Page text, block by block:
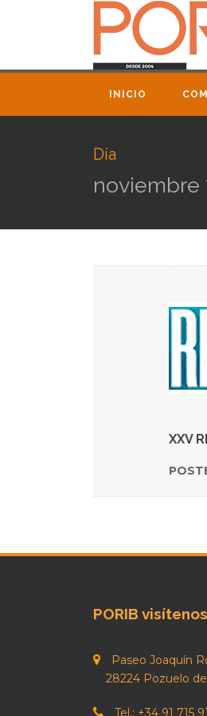
INICIO
Día
noviembre
XXV
PORIB
Paseo Joaquín
28224 Pozuelo de
Tel.: +34 91 715